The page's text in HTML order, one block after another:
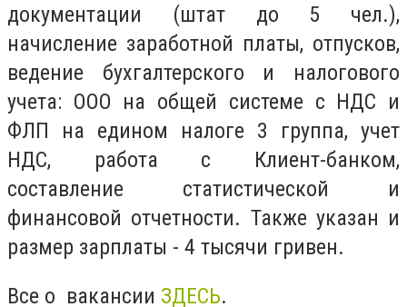
документации (штат до 5 чел.),
начисление заработной платы, отпусков,
ведение бухгалтерского и налогового
учета: ООО на общей системе с НДС и
ФЛП на едином налоге 3 группа, учет
НДС, работа с Клиент-банком,
составление статистической и
финансовой отчетности. Также указан и
размер зарплаты - 4 тысячи гривен.
Все о вакансии ЗДЕСЬ.